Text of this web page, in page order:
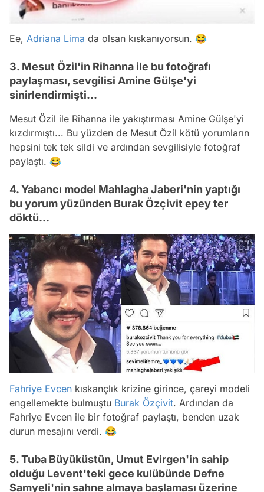
Ee, Adriana Lima da olsan kıskanıyorsun. 😂
3. Mesut Özil'in Rihanna ile bu fotoğrafı
paylaşması, sevgilisi Amine Gülşe'yi
sinirlendirmişti...
Mesut Özil ile Rihanna ile yakıştırması Amine Gülşe'yi
kızdırmıştı... Bu yüzden de Mesut Özil kötü yorumların
hepsini tek tek sildi ve ardından sevgilisiyle fotoğraf
paylaştı. 😂
4. Yabancı model Mahlagha Jaberi'nin yaptığı
bu yorum yüzünden Burak Özçivit epey ter
döktü...
Fahriye Evcen kıskançlık krizine girince, çareyi modeli
engellemekte bulmuştu Burak Özçivit. Ardından da
Fahriye Evcen ile bir fotoğraf paylaştı, benden uzak
durun mesajını verdi. 😂
5. Tuba Büyüküstün, Umut Evirgen'in sahip
olduğu Levent'teki gece kulübünde Defne
Samyeli'nin sahne almaya başlaması üzerine